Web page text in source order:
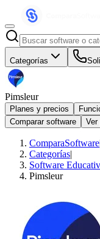
Categorías
Pimsleur
Planes y precios
Comparar software
Ver
ComparaSoftware
Categorías|
Software
Pimsleur